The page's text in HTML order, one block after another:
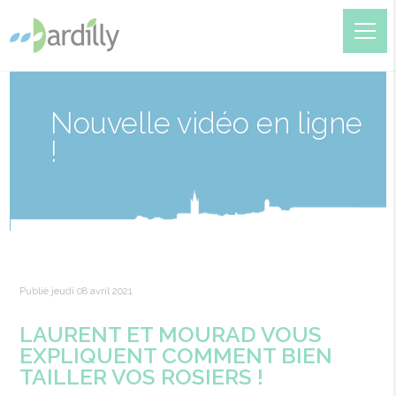
Nouvelle vidéo en ligne
!
Publié jeudi 08 avril 2021
LAURENT ET MOURAD VOUS
EXPLIQUENT COMMENT BIEN
TAILLER VOS ROSIERS !